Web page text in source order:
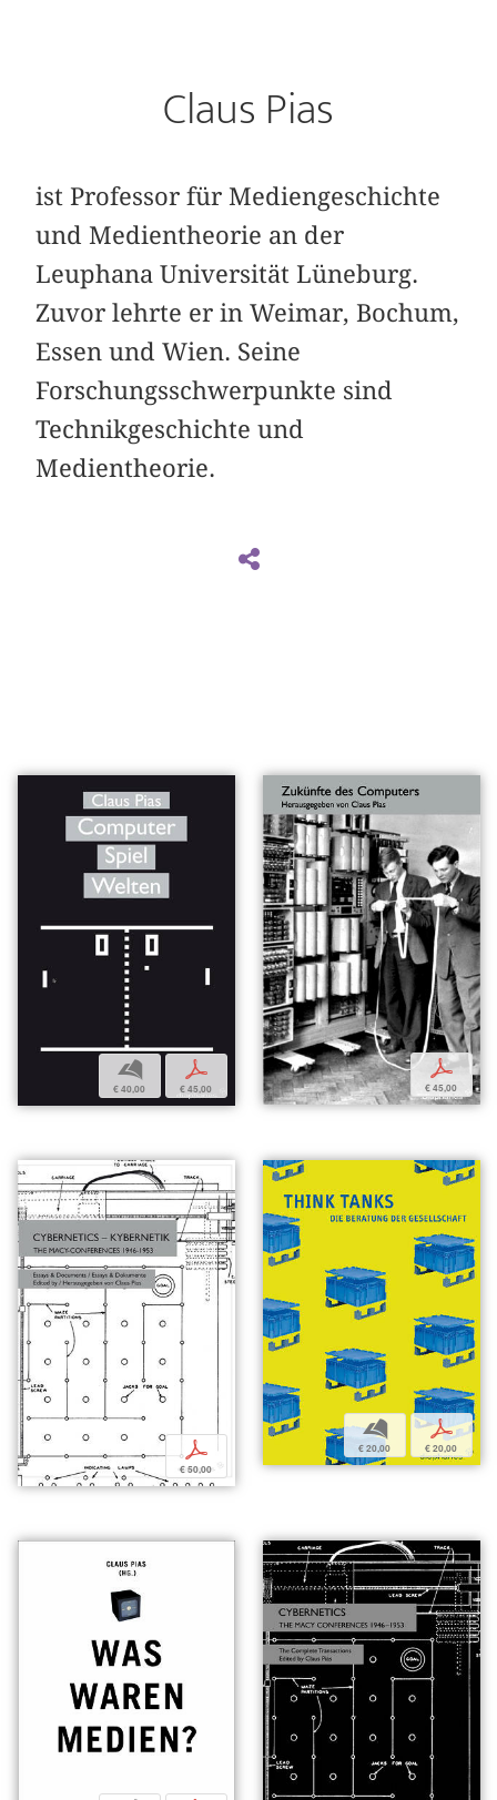
Claus Pias
ist Professor für Mediengeschichte
und Medientheorie an der
Leuphana Universität Lüneburg.
Zuvor lehrte er in Weimar, Bochum,
Essen und Wien. Seine
Forschungsschwerpunkte sind
Technikgeschichte und
Medientheorie.
b
€ 40,00
p
€ 45,00
p
€ 45,00
p
€ 50,00
b
€ 20,00
p
€ 20,00